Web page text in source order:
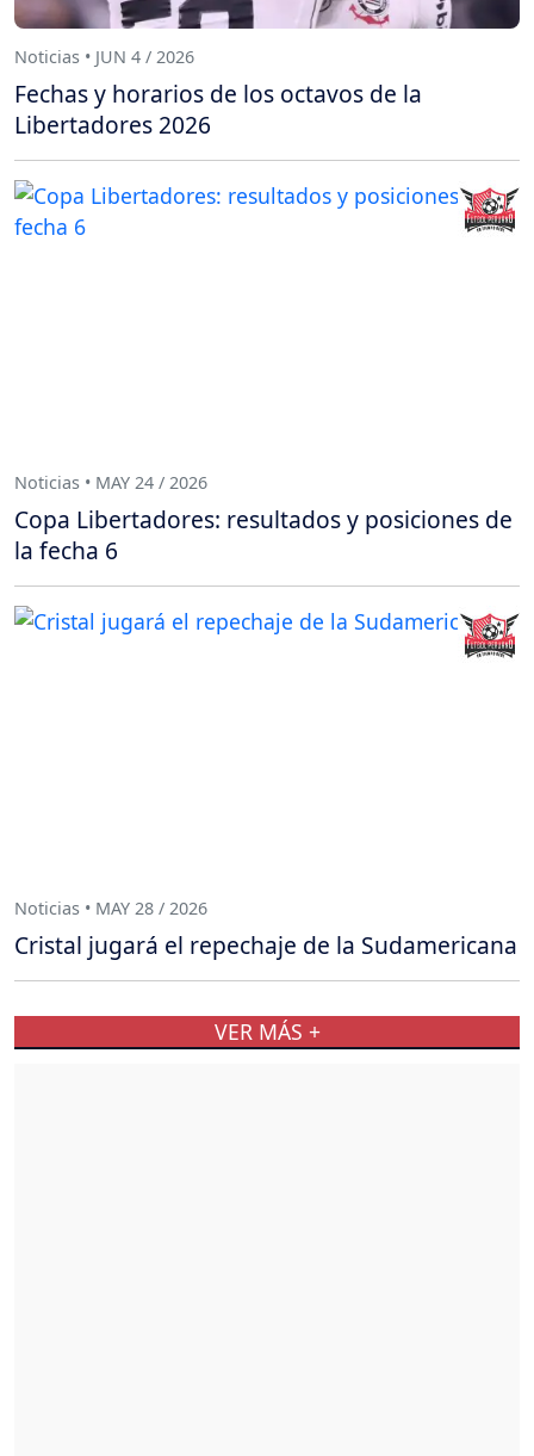
Noticias • JUN 4 / 2026
Fechas y horarios de los octavos de la
Libertadores 2026
Noticias • MAY 24 / 2026
Copa Libertadores: resultados y posiciones de
la fecha 6
Noticias • MAY 28 / 2026
Cristal jugará el repechaje de la Sudamericana
VER MÁS +